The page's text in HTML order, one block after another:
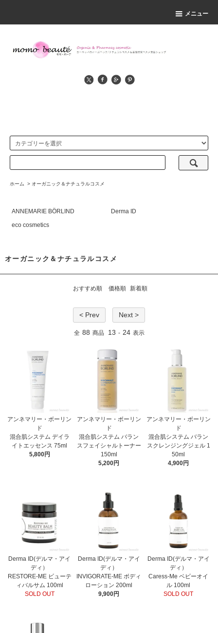
メニュー
ホーム > オーガニック＆ナチュラルコスメ
ANNEMARIE BÖRLIND
Derma ID
eco cosmetics
オーガニック＆ナチュラルコスメ
おすすめ順 価格順 新着順
< Prev Next >
全 88 商品 13 - 24 表示
アンネマリー・ボーリン
ド
混合肌システム デイラ
イトエッセンス 75ml
5,800円
アンネマリー・ボーリン
ド
混合肌システム バラン
スフェイシャルトーナー
150ml
5,200円
アンネマリー・ボーリン
ド
混合肌システム バラン
スクレンジングジェル 1
50ml
4,900円
Derma ID(デルマ・アイ
ディ）
RESTORE-ME ビューテ
ィバルサム 100ml
SOLD OUT
Derma ID(デルマ・アイ
ディ）
INVIGORATE-ME ボディ
ローション 200ml
9,900円
Derma ID(デルマ・アイ
ディ）
Caress-Me ベビーオイ
ル 100ml
SOLD OUT